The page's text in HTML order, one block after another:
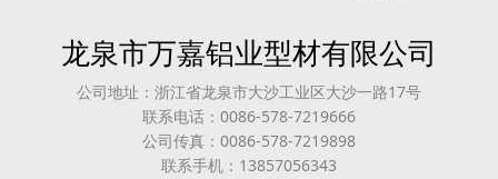
龙泉市万嘉铝业型材有限公司
公司地址：浙江省龙泉市大沙工业区大沙一路17号
联系电话：0086-578-7219666
公司传真：0086-578-7219898
联系手机：13857056343